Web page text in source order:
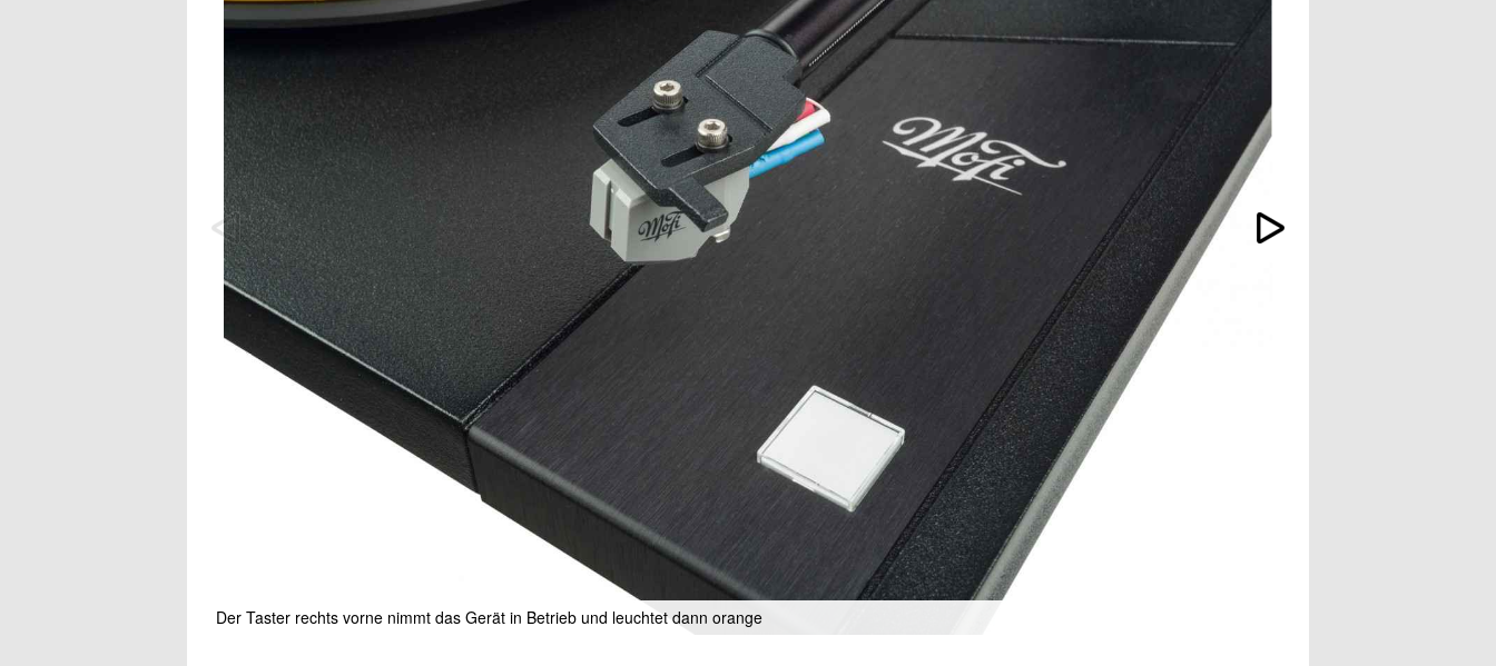
Der Taster rechts vorne nimmt das Gerät in Betrieb und leuchtet dann orange